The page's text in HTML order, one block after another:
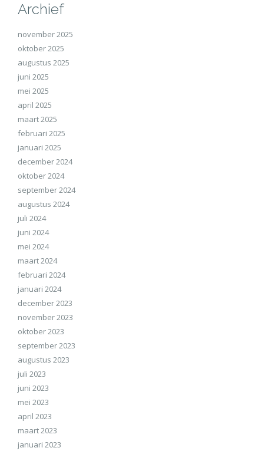
Archief
november 2025
oktober 2025
augustus 2025
juni 2025
mei 2025
april 2025
maart 2025
februari 2025
januari 2025
december 2024
oktober 2024
september 2024
augustus 2024
juli 2024
juni 2024
mei 2024
maart 2024
februari 2024
januari 2024
december 2023
november 2023
oktober 2023
september 2023
augustus 2023
juli 2023
juni 2023
mei 2023
april 2023
maart 2023
januari 2023